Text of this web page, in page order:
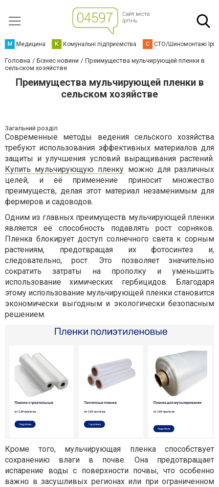
М Медицина К Комунальні підприємства С СТО/Шиномонтажі
Головна Бізнес новини
Преимущества мульчирующей пленки в
сельском хозяйстве
Преимущества мульчирующей пленки в
сельском хозяйстве
Загальний розділ
Современные методы ведения сельского хозяйства
требуют использования эффективных материалов для
защиты и улучшения условий выращивания растений.
Купить мульчирующую пленку можно для различных
целей, и её применение приносит множество
преимуществ, делая этот материал незаменимым для
фермеров и садоводов.
Одним из главных преимуществ мульчирующей пленки
является её способность подавлять рост сорняков.
Пленка блокирует доступ солнечного света к сорным
растениям, предотвращая их фотосинтез и,
следовательно, рост. Это позволяет значительно
сократить затраты на прополку и уменьшить
использование химических гербицидов. Благодаря
этому использование мульчирующей пленки становится
экономически выгодным и экологически безопасным
решением.
Кроме того, мульчирующая пленка способствует
сохранению влаги в почве. Она предотвращает
испарение воды с поверхности почвы, что особенно
важно в засушливых регионах или при ограниченном